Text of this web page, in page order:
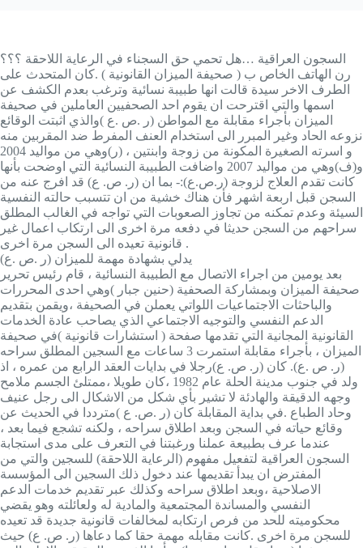
السجون العراقية …هل تحمي حق السجناء في الرعاية اللاحقة ؟؟؟
رن الهاتف الخاص ب ( صحيفة الميزان القانونية ) .كان المتحدث على
الطرف الاخر سيدة قالت انها طبيبة نسائية وترغب بعدم الكشف عن
اسمها والتي اقترحت ان يقوم احد الصحفيين العاملين في صحيفة
الميزان بأجراء مقابلة مع المواطن (ر .ص .ع )والذي اثبتت الوقائع
نزوعه الحاد وغير المبرر الى استخدام العنف المفرط ضد المقربين منه
و اسرته الصغيرة المكونة من زوجة وابنتين ، (ر)وهي من مواليد 2004
و(ف)وهي من مواليد 2007 واضافت الطبيبة النسائية التي اوضحت بأنها
كانت تقدم العلاج لزوجة (ر.ص.ع):- بما ان (ر. ص. ع) قد افرج عنه من
السجن قبل اربعة اشهر فأن هناك خشية من ان تتسبب حالته النفسية
السيئة وعدم تمكنه من تجاوز الصعوبات التي تواجه في الغالب المطلق
سراحهم من السجن حديثا في دفعه مرة اخرى الى ارتكاب اعمال غير
قانونية تعيده الى السجن مرة اخرى .
(ر .ص .ع) يدلي بشهادة مهمة للميزان
بعد يومين من اجراء الاتصال مع الطبيبة النسائية ، قام رئيس تحرير
صحيفة الميزان وبمشاركة الصحفية (حنين جبار )وهي احدى المحررات
والباحثات الاجتماعيات اللواتي يعملن في الصحيفة ،ويقمن بتقديم
الدعم النفسي والتوجيه الاجتماعي الذي يصاحب عادة الخدمات
القانونية المجانية التي تقدمها صفحة ( استشارات قانونية )في صحيفة
الميزان ، بأجراء مقابلة استمرت 3 ساعات مع السجين المطلق سراحه
(ر. ص .ع). كان (ر. ص. ع)رجلا في بدايات العقد الرابع من عمره ، اذ
ولد في جنوب مدينة الحلة عام 1982 ،كان طويلا ،ممتلئ الجسم ملامح
وجهه الدقيقة والهادئة لا تشير بأي شكل من الاشكال الى رجل عنيف
وحاد الطباع .في بداية المقابلة كان (ر .ص. ع )مترددا في الحديث عن
وقائع حياته في السجن وبعد اطلاق سراحه ، ولكنه تشجع فيما بعد ،
عندما عرف بطبيعة عملنا ورغبتنا في التعرف على مدى استجابة
السجون العراقية لتفعيل مفهوم (الرعاية اللاحقة) للسجين والتي من
المفترض ان يبدأ تقديمها عند دخول ذلك السجين الى المؤسسة
الاصلاحية ،وبعد اطلاق سراحه وكذلك عبر تقديم خدمات الدعم
النفسي والمساندة المجتمعية والمادية له ولعائلته وهو يقضي
محكوميته للحد من فرص ارتكابه لمخالفات قانونية جديدة قد تعيده
للسجن مرة اخرى .كانت مقابله مهمة حقا كما دعاها (ر. ص. ع) حيث